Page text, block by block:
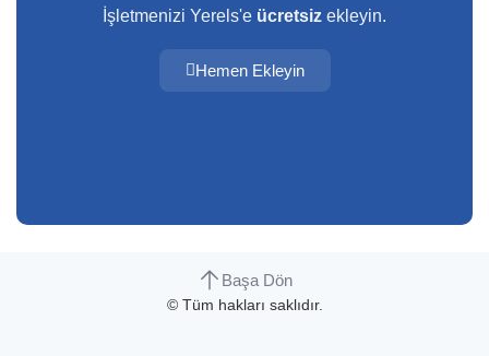
İşletmenizi Yerels'e ücretsiz ekleyin.
Hemen Ekleyin
Başa Dön
© Tüm hakları saklıdır.